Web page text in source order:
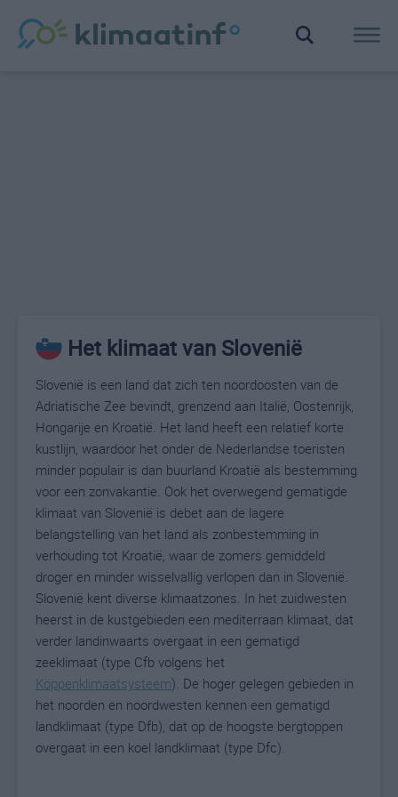
Het klimaat van Slovenië
Slovenië is een land dat zich ten noordoosten van de
Adriatische Zee bevindt, grenzend aan Italië, Oostenrijk,
Hongarije en Kroatië. Het land heeft een relatief korte
kustlijn, waardoor het onder de Nederlandse toeristen
minder populair is dan buurland Kroatië als bestemming
voor een zonvakantie. Ook het overwegend gematigde
klimaat van Slovenië is debet aan de lagere
belangstelling van het land als zonbestemming in
verhouding tot Kroatië, waar de zomers gemiddeld
droger en minder wisselvallig verlopen dan in Slovenië.
Slovenië kent diverse klimaatzones. In het zuidwesten
heerst in de kustgebieden een mediterraan klimaat, dat
verder landinwaarts overgaat in een gematigd
zeeklimaat (type Cfb volgens het
Köppenklimaatsysteem). De hoger gelegen gebieden in
het noorden en noordwesten kennen een gematigd
landklimaat (type Dfb), dat op de hoogste bergtoppen
overgaat in een koel landklimaat (type Dfc).